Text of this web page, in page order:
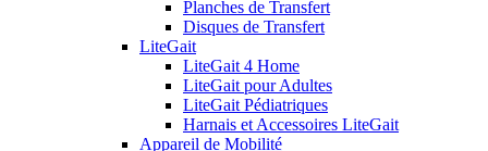
Planches de Transfert
Disques de Transfert
LiteGait
LiteGait 4 Home
LiteGait pour Adultes
LiteGait Pédiatriques
Harnais et Accessoires LiteGait
Appareil de Mobilité